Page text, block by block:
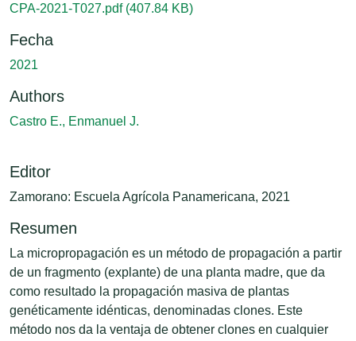
CPA-2021-T027.pdf (407.84 KB)
Fecha
2021
Authors
Castro E., Enmanuel J.
Editor
Zamorano: Escuela Agrícola Panamericana, 2021
Resumen
La micropropagación es un método de propagación a partir
de un fragmento (explante) de una planta madre, que da
como resultado la propagación masiva de plantas
genéticamente idénticas, denominadas clones. Este
método nos da la ventaja de obtener clones en cualquier